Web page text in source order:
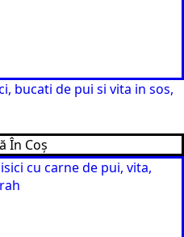
bucati de pui si vita in sos,
În Coș